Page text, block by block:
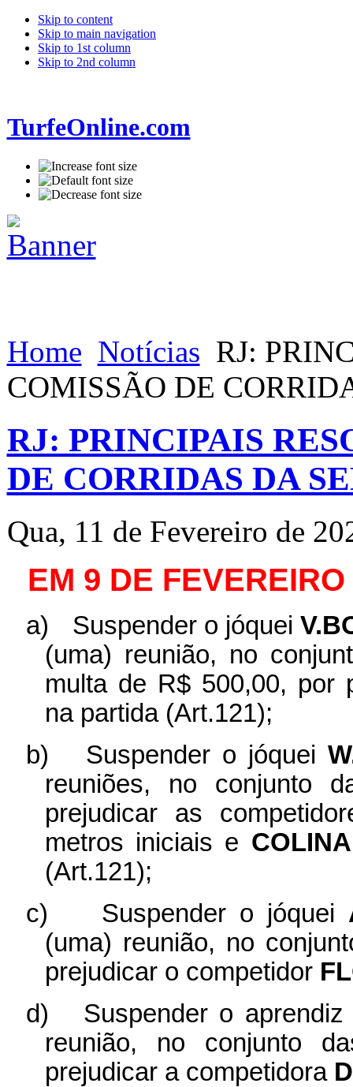
Skip to content
Skip to main navigation
Skip to 1st column
Skip to 2nd column
TurfeOnline.com
Home Notícias RJ:
COMISSÃO DE
RJ: PRINCIPAIS
DE CORRIDAS DA
Qua, 11 de Fevereiro de
EM 9 DE
a) Suspender o jóquei
(uma) reunião, no
multa de R$ 500,00, por
na partida (Art.121);
b)
Suspender o jóquei
reuniões, no conjunto
prejudicar as
metros iniciais e
(Art.121);
c)
Suspender o jóquei
(uma) reunião, no
prejudicar o competidor
d)
Suspender o
reunião, no conjunto
prejudicar a competidora